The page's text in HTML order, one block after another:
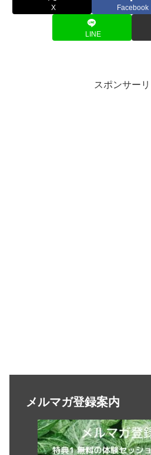
X Facebook
LINE
スポンサー
メルマガ登録案内